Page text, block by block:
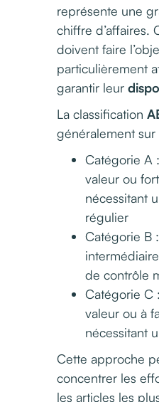
représente une
chiffre d’affaires.
doivent faire
particulièrement
garantir leur
La classification
généralement
Catégorie A
valeur ou
nécessitant
régulier
Catégorie B
de contrôle
Catégorie C
valeur ou à
nécessitant
Cette approche
concentrer les
les articles les